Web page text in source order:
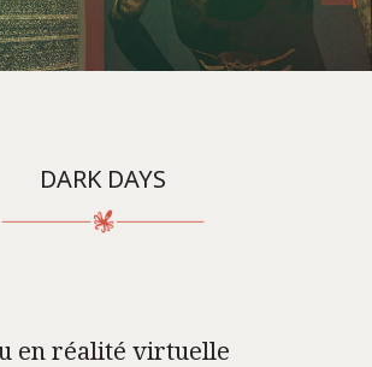
DARK DAYS
en réalité virtuelle